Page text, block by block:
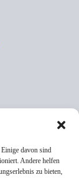
davon sind
Andere helfen
zu bieten,